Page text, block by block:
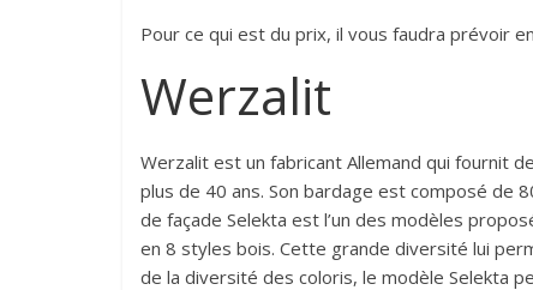
Pour ce qui est du prix, il vous faudra prévoir
Werzalit
Werzalit est un fabricant Allemand qui fournit
plus de 40 ans. Son bardage est composé de
de façade Selekta est l’un des modèles
en 8 styles bois. Cette grande diversité lui
de la diversité des coloris, le modèle Selekta